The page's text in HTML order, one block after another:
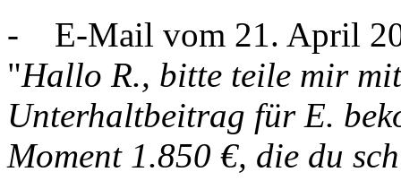
- E-Mail vom 21. April
"Hallo R., bitte teile mir
Unterhaltbeitrag für E.
Moment 1.850 €, die du